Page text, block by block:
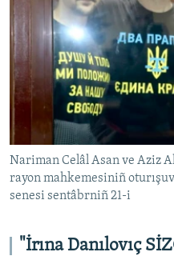
Nariman Celâl Asan ve Aziz
rayon mahkemesiniñ
senesi sentâbrniñ 21-i
"İrına Danılovıç